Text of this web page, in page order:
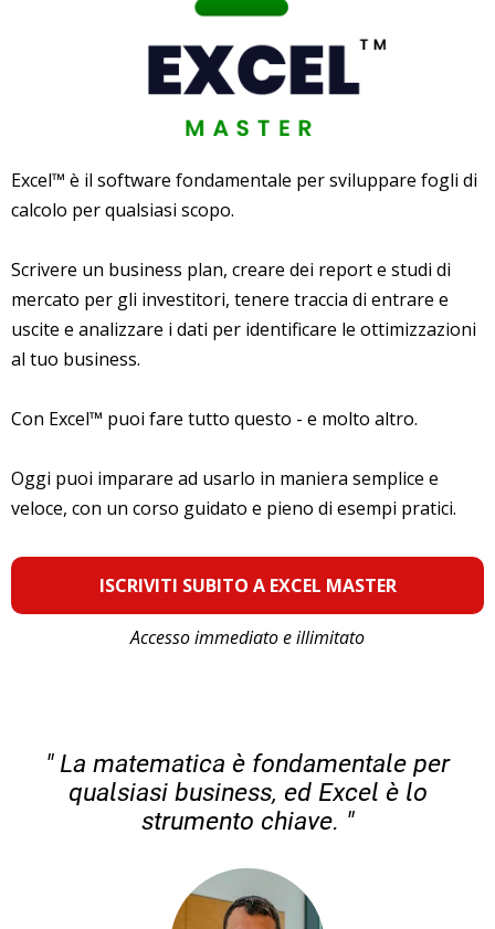
Excel™ è il software fondamentale per sviluppare fogli di
calcolo per qualsiasi scopo.
Scrivere un business plan, creare dei report e studi di
mercato per gli investitori, tenere traccia di entrare e
uscite e analizzare i dati per identificare le ottimizzazioni
al tuo business.
Con Excel™ puoi fare tutto questo - e molto altro.
Oggi puoi imparare ad usarlo in maniera semplice e
veloce, con un corso guidato e pieno di esempi pratici.
ISCRIVITI SUBITO A EXCEL MASTER
Accesso immediato e illimitato
" La matematica è fondamentale per
qualsiasi business, ed Excel è lo
strumento chiave. "